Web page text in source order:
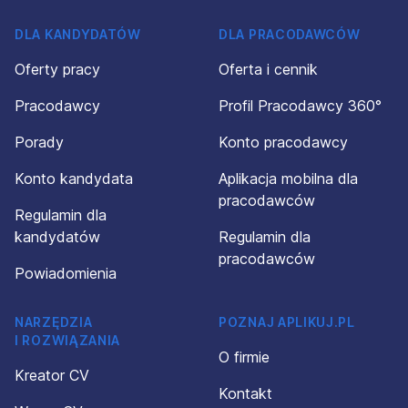
DLA KANDYDATÓW
Oferty pracy
Pracodawcy
Porady
Konto kandydata
Regulamin dla
kandydatów
Powiadomienia
DLA PRACODAWCÓW
Oferta i cennik
Profil Pracodawcy 360°
Konto pracodawcy
Aplikacja mobilna dla
pracodawców
Regulamin dla
pracodawców
NARZĘDZIA
I ROZWIĄZANIA
Kreator CV
POZNAJ APLIKUJ.PL
O firmie
Kontakt